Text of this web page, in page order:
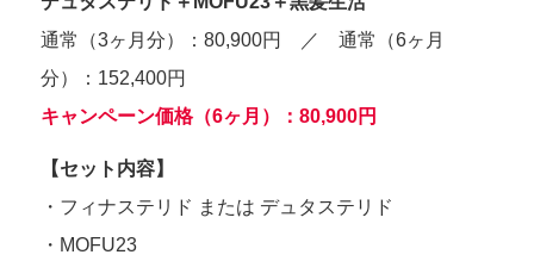
通常（3ヶ月分）：80,900円 ／ 通常（6ヶ月
分）：152,400円
キャンペーン価格（6ヶ月）：80,900円
【セット内容】
・フィナステリド または デュタステリド
・MOFU23